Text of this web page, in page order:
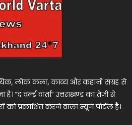
लोक कला, काव्य और कहानी संग्रह से
वर्ल्ड वार्ता” उत्तराखण्ड का तेजी से
को प्रकाशित करने वाला न्यूज पोर्टल है।